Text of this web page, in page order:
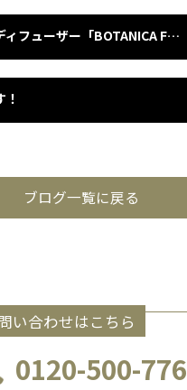
アロマディフューザー「BOTANICA FIORE DIFFUSER」のご紹介
ブログ一覧に戻る
い合わせはこちら
0120-500-776